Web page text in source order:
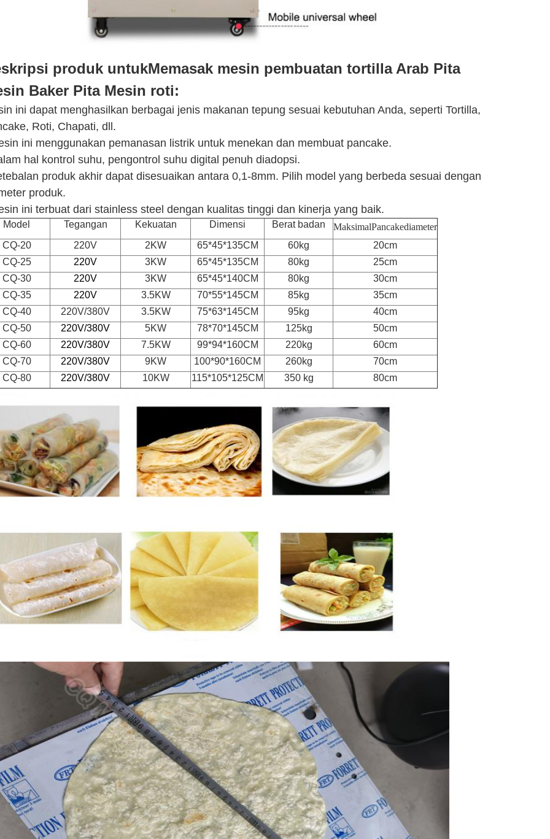
produk untukMemasak mesin pembuatan tortilla Arab Pita
Baker Pita Mesin roti:
ini dapat menghasilkan berbagai jenis makanan tepung sesuai kebutuhan Anda, seperti Tortilla,
Roti, Chapati, dll.
ini menggunakan pemanasan listrik untuk menekan dan membuat pancake.
hal kontrol suhu, pengontrol suhu digital penuh diadopsi.
produk akhir dapat disesuaikan antara 0,1-8mm. Pilih model yang berbeda sesuai dengan
produk.
ini terbuat dari stainless steel dengan kualitas tinggi dan kinerja yang baik.
Model Tegangan Kekuatan Dimensi Berat badan MaksimalPancakediameter
CQ-20
220V 2KW 65*45*135CM 60kg
20cm
CQ-25
220V 3KW 65*45*135CM 80kg
25cm
CQ-30
220V 3KW 65*45*140CM 80kg
30cm
CQ-35
220V 3.5KW 70*55*145CM 85kg
35cm
CQ-40
220V/380V 3.5KW 75*63*145CM 95kg
40cm
CQ-50
220V/380V 5KW 78*70*145CM 125kg
50cm
CQ-60
220V/380V 7.5KW 99*94*160CM 220kg
60cm
CQ-70
220V/380V 9KW 100*90*160CM 260kg
70cm
CQ-80
220V/380V 10KW 115*105*125CM 350 kg 80cm